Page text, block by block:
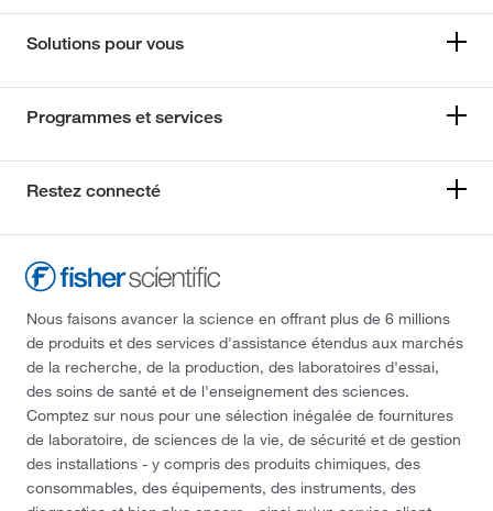
Solutions pour vous
Programmes et services
Restez connecté
Nous faisons avancer la science en offrant plus de 6 millions
de produits et des services d'assistance étendus aux marchés
de la recherche, de la production, des laboratoires d'essai,
des soins de santé et de l'enseignement des sciences.
Comptez sur nous pour une sélection inégalée de fournitures
de laboratoire, de sciences de la vie, de sécurité et de gestion
des installations - y compris des produits chimiques, des
consommables, des équipements, des instruments, des